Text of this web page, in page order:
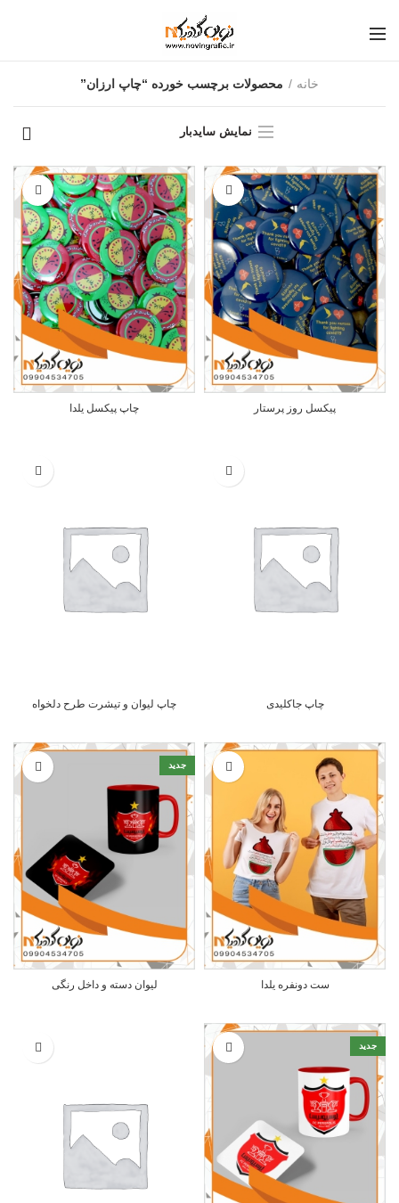
خانه محصولات برچسب خورده “چاپ ارزان”
نمایش سایدبار
پیکسل روز پرستار چاپ پیکسل یلدا
چاپ جاکلیدی چاپ لیوان و تیشرت طرح دلخواه
ست دونفره یلدا
جدید
لیوان دسته و داخل رنگی
جدید